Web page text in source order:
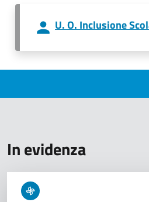
U. O. Inclusione
In evidenza